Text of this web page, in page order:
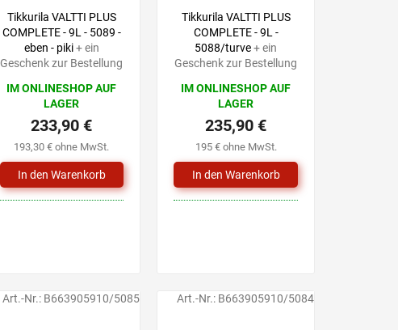
Tikkurila VALTTI PLUS
COMPLETE - 9L - 5089 -
eben - piki+ ein
Geschenk zur Bestellung
IM ONLINESHOP AUF
LAGER
193,30 € ohne MwSt.
233,90 €
Tikkurila VALTTI PLUS
COMPLETE - 9L -
5088/turve+ ein
Geschenk zur Bestellung
IM ONLINESHOP AUF
LAGER
195 € ohne MwSt.
235,90 €
Art.-Nr.: B663905910/5085 Art.-Nr.: B663905910/5084